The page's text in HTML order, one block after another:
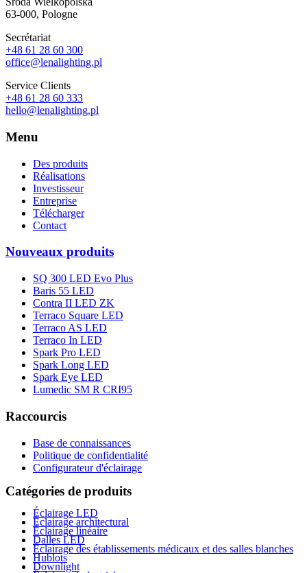
63-000, Pologne
Secrétariat
+48 61 28 60 300
office@lenalighting.pl
Service Clients
+48 61 28 60 333
hello@lenalighting.pl
Menu
Des produits
Réalisations
Investisseur
Entreprise
Télécharger
Contact
Nouveaux produits
SQ 300 LED Evo Plus
Baris 55 LED
Contra II LED ZK
Terraco Square LED
Terraco AS LED
Terraco In LED
Spark Pro LED
Spark Long LED
Spark Eye LED
Lumedic SM R CRI95
Raccourcis
Base de connaissances
Politique de confidentialité
Configurateur d'éclairage
Catégories de produits
Éclairage LED
Éclairage architectural
Éclairage linéaire
Dalles LED
Éclairage des établissements médicaux et des salles blanches
Hublots
Downlight